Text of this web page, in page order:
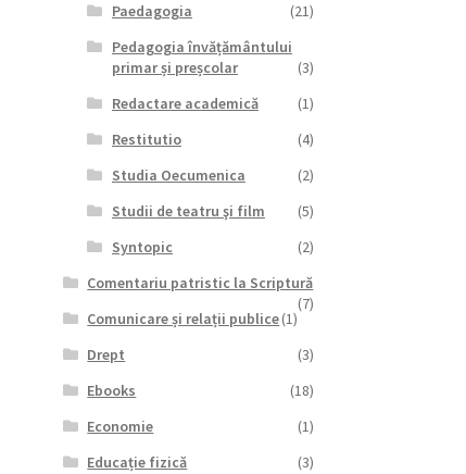
Paedagogia
(21)
Pedagogia învățământului
primar și preșcolar
(3)
Redactare academică
(1)
Restitutio
(4)
Studia Oecumenica
(2)
Studii de teatru şi film
(5)
Syntopic
(2)
Comentariu patristic la Scriptură
(7)
Comunicare și relații publice(1)
Drept
(3)
Ebooks
(18)
Economie
(1)
Educație fizică
(3)